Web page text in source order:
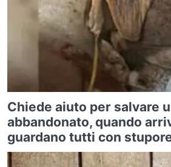
Chiede aiuto per salvare
abbandonato, quando
guardano tutti con